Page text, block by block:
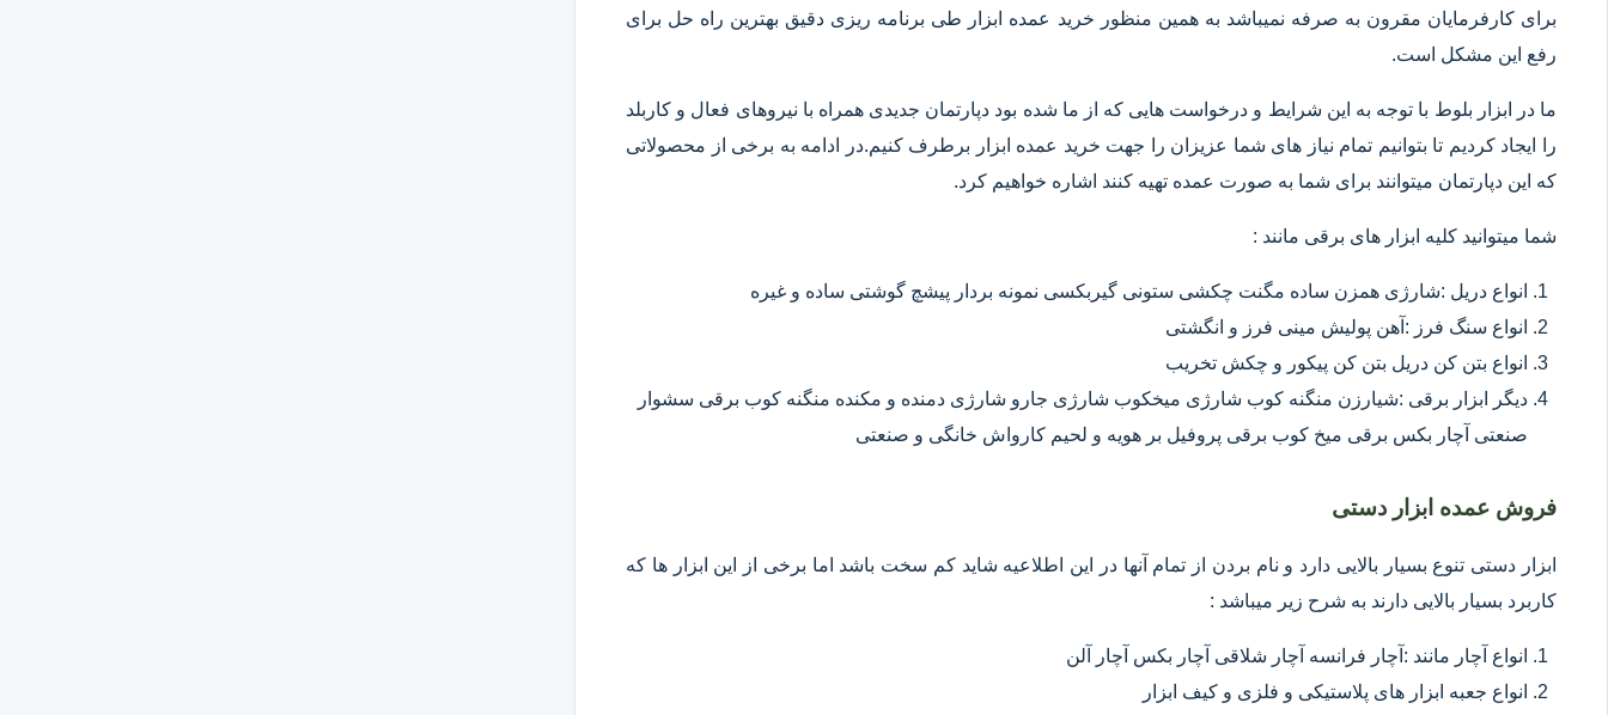
برای کارفرمایان مقرون به صرفه نمیباشد به همین منظور خرید عمده ابزار طی برنامه ریزی دقیق بهترین راه حل برای
رفع این مشکل است.
ما در ابزار بلوط با توجه به این شرایط و درخواست هایی که از ما شده بود دپارتمان جدیدی همراه با نیروهای فعال و کاربلد
را ایجاد کردیم تا بتوانیم تمام نیاز های شما عزیزان را جهت خرید عمده ابزار برطرف کنیم.در ادامه به برخی از محصولاتی
که این دپارتمان میتوانند برای شما به صورت عمده تهیه کنند اشاره خواهیم کرد.
شما میتوانید کلیه ابزار های برقی مانند :
انواع دریل :شارژی همزن ساده مگنت چکشی ستونی گیربکسی نمونه بردار پیشچ گوشتی ساده و غیره
انواع سنگ فرز :آهن پولیش مینی فرز و انگشتی
انواع بتن کن دریل بتن کن پیکور و چکش تخریب
دیگر ابزار برقی :شیارزن منگنه کوب شارژی میخکوب شارژی جارو شارژی دمنده و مکنده منگنه کوب برقی سشوار
صنعتی آچار بکس برقی میخ کوب برقی پروفیل بر هویه و لحیم کارواش خانگی و صنعتی
فروش عمده ابزار دستی
ابزار دستی تنوع بسیار بالایی دارد و نام بردن از تمام آنها در این اطلاعیه شاید کم سخت باشد اما برخی از این ابزار ها که
کاربرد بسیار بالایی دارند به شرح زیر میباشد :
انواع آچار مانند :آچار فرانسه آچار شلاقی آچار بکس آچار آلن
انواع جعبه ابزار های پلاستیکی و فلزی و کیف ابزار